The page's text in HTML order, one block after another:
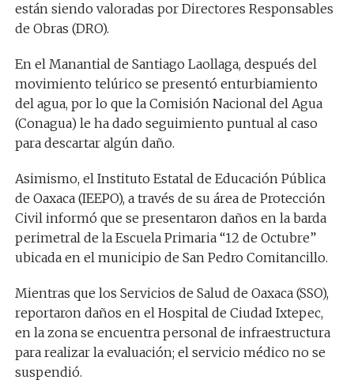
están siendo valoradas por Directores Responsables
de Obras (DRO).
En el Manantial de Santiago Laollaga, después del
movimiento telúrico se presentó enturbiamiento
del agua, por lo que la Comisión Nacional del Agua
(Conagua) le ha dado seguimiento puntual al caso
para descartar algún daño.
Asimismo, el Instituto Estatal de Educación Pública
de Oaxaca (IEEPO), a través de su área de Protección
Civil informó que se presentaron daños en la barda
perimetral de la Escuela Primaria “12 de Octubre”
ubicada en el municipio de San Pedro Comitancillo.
Mientras que los Servicios de Salud de Oaxaca (SSO),
reportaron daños en el Hospital de Ciudad Ixtepec,
en la zona se encuentra personal de infraestructura
para realizar la evaluación; el servicio médico no se
suspendió.